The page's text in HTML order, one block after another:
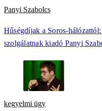
Panyi Szabolcs
Hűségdíjak a Soros-
szolgálatnak kiadó Panyi
kegyelmi ügy